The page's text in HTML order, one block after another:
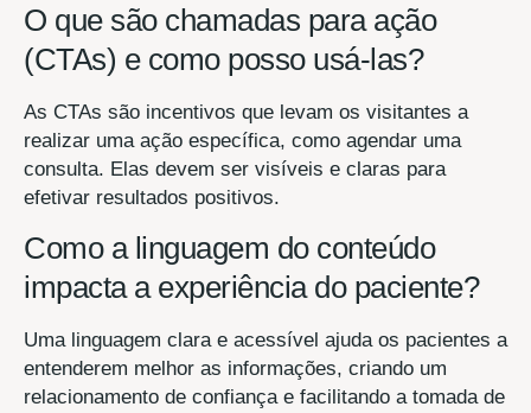
O que são chamadas para ação
(CTAs) e como posso usá-las?
As CTAs são incentivos que levam os visitantes a
realizar uma ação específica, como agendar uma
consulta. Elas devem ser visíveis e claras para
efetivar resultados positivos.
Como a linguagem do conteúdo
impacta a experiência do paciente?
Uma linguagem clara e acessível ajuda os pacientes a
entenderem melhor as informações, criando um
relacionamento de confiança e facilitando a tomada de